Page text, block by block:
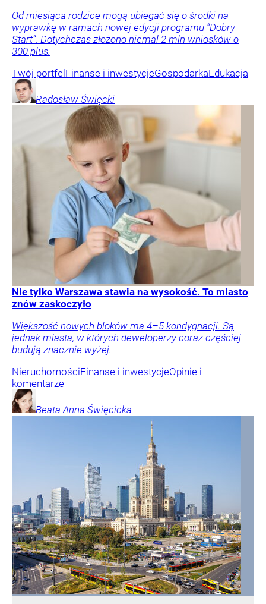
Od miesiąca rodzice mogą ubiegać się o środki na
wyprawkę w ramach nowej edycji programu “Dobry
Start”. Dotychczas złożono niemal 2 mln wniosków o
300 plus.
Twój portfelFinanse i inwestycjeGospodarkaEdukacja
Radosław Święcki
Nie tylko Warszawa stawia na wysokość. To miasto
znów zaskoczyło
Większość nowych bloków ma 4–5 kondygnacji. Są
jednak miasta, w których deweloperzy coraz częściej
budują znacznie wyżej.
NieruchomościFinanse i inwestycjeOpinie i
komentarze
Beata Anna Święcicka